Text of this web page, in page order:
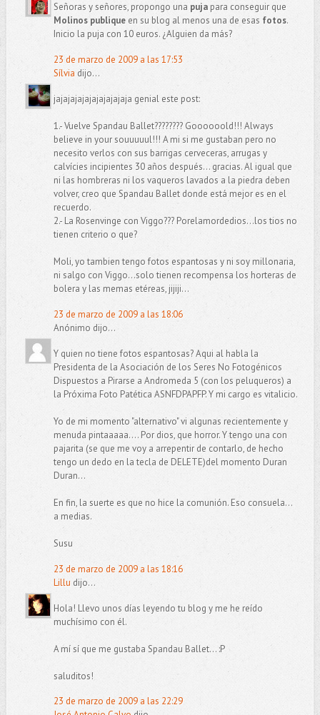
Señoras y señores, propongo una pujapara conseguir que
Molinos publiqueen su blog al menos una de esas fotos.
Inicio la puja con 10 euros. ¿Alguien da más?
23 de marzo de 2009 a las 17:53
Sílvia dijo...
jajajajajajajajajajaja genial este post:
1.- Vuelve Spandau Ballet???????? Goooooold!!! Always
believe in your souuuuul!!! A mi si me gustaban pero no
necesito verlos con sus barrigas cerveceras, arrugas y
calvícies incipientes 30 años después... gracias. Al igual que
ni las hombreras ni los vaqueros lavados a la piedra deben
volver, creo que Spandau Ballet donde está mejor es en el
recuerdo.
2.- La Rosenvinge con Viggo??? Porelamordedios...los tios no
tienen criterio o que?
Moli, yo tambien tengo fotos espantosas y ni soy millonaria,
ni salgo con Viggo...solo tienen recompensa los horteras de
bolera y las memas etéreas, jijiji...
23 de marzo de 2009 a las 18:06
Anónimo dijo...
Y quien no tiene fotos espantosas? Aqui al habla la
Presidenta de la Asociación de los Seres No Fotogénicos
Dispuestos a Pirarse a Andromeda 5 (con los peluqueros) a
la Próxima Foto Patética ASNFDPAPFP. Y mi cargo es vitalicio.
Yo de mi momento "alternativo" vi algunas recientemente y
menuda pintaaaaa.... Por dios, que horror. Y tengo una con
pajarita (se que me voy a arrepentir de contarlo, de hecho
tengo un dedo en la tecla de DELETE)del momento Duran
Duran...
En fin, la suerte es que no hice la comunión. Eso consuela...
a medias.
Susu
23 de marzo de 2009 a las 18:16
Lillu dijo...
Hola! Llevo unos días leyendo tu blog y me he reído
muchísimo con él.
A mí sí que me gustaba Spandau Ballet... :P
saluditos!
23 de marzo de 2009 a las 22:29